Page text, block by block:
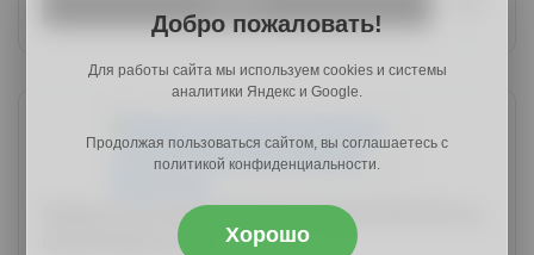
Модерн Кухонный гарнитур угловой 300х180 см,
белый/бланж/нео
Добро пожаловать!
Для работы сайта мы используем cookies и системы
аналитики Яндекс и Google.
Продолжая пользоваться сайтом, вы соглашаетесь с
политикой конфиденциальности.
Хорошо